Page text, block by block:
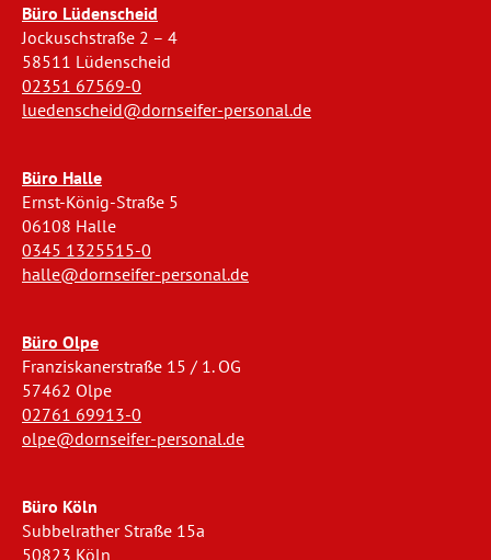
Büro Lüdenscheid
Jockuschstraße 2 – 4
58511 Lüdenscheid
02351 67569-0
luedenscheid@dornseifer-personal.de
Büro Halle
Ernst-König-Straße 5
06108 Halle
0345 1325515-0
halle@dornseifer-personal.de
Büro Olpe
Franziskanerstraße 15 / 1. OG
57462 Olpe
02761 69913-0
olpe@dornseifer-personal.de
Büro Köln
Subbelrather Straße 15a
50823 Köln